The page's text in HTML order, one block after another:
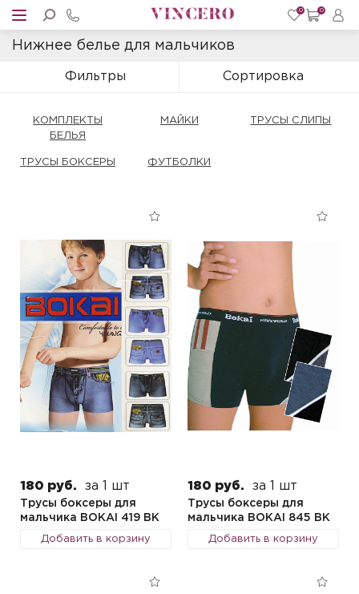
0 0
Нижнее белье для мальчиков
Фильтры Сортировка
КОМПЛЕКТЫ
БЕЛЬЯ
МАЙКИ ТРУСЫ СЛИПЫ
ТРУСЫ БОКСЕРЫ ФУТБОЛКИ
180 руб. за 1 шт
Трусы боксеры для
мальчика BOKAI 419 BK
Добавить в корзину
180 руб. за 1 шт
Трусы боксеры для
мальчика BOKAI 845 BK
Добавить в корзину